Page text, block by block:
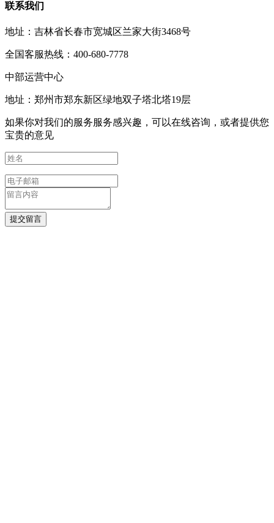
联系我们
地址：吉林省长春市宽城区兰家大街3468号
全国客服热线：400-680-7778
中部运营中心
地址：郑州市郑东新区绿地双子塔北塔19层
如果你对我们的服务服务感兴趣，可以在线咨询，或者提供您
宝贵的意见
提交留言